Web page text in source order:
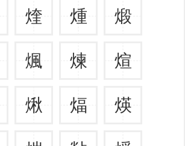
煃 煄 煅
煈 煉 煊
煍 煏 煐